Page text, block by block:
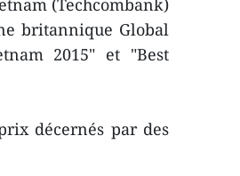
(Techcombank)
britannique Global
2015" et "Best
décernés par des